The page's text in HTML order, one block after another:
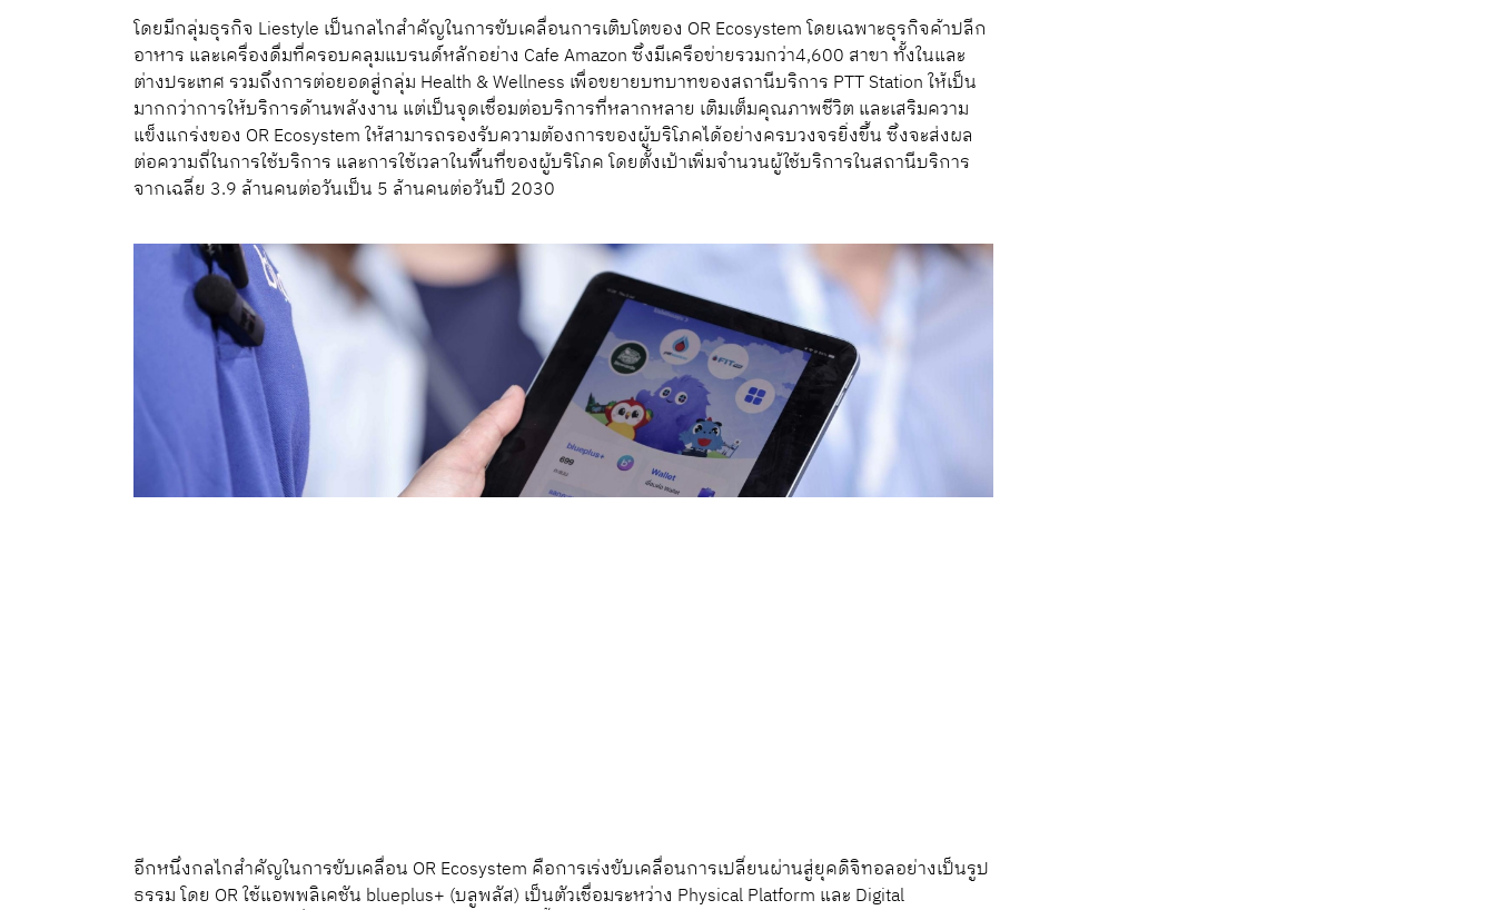
โดยมีกลุ่มธุรกิจ Liestyle เป็นกลไกสำคัญในการขับเคลื่อนการเติบโตของ OR Ecosystem โดยเฉพาะธุรกิจค้าปลีก
อาหาร และเครื่องดื่มที่ครอบคลุมแบรนด์หลักอย่าง Cafe Amazon ซึ่งมีเครือข่ายรวมกว่า4,600 สาขา ทั้งในและ
ต่างประเทศ รวมถึงการต่อยอดสู่กลุ่ม Health & Wellness เพื่อขยายบทบาทของสถานีบริการ PTT Station ให้เป็น
มากกว่าการให้บริการด้านพลังงาน แต่เป็นจุดเชื่อมต่อบริการที่หลากหลาย เติมเต็มคุณภาพชีวิต และเสริมความ
แข็งแกร่งของ OR Ecosystem ให้สามารถรองรับความต้องการของผู้บริโภคได้อย่างครบวงจรยิ่งขึ้น ซึ่งจะส่งผล
ต่อความถี่ในการใช้บริการ และการใช้เวลาในพื้นที่ของผู้บริโภค โดยตั้งเป้าเพิ่มจำนวนผู้ใช้บริการในสถานีบริการ
จากเฉลี่ย 3.9 ล้านคนต่อวันเป็น 5 ล้านคนต่อวันปี 2030
อีกหนึ่งกลไกสำคัญในการขับเคลื่อน OR Ecosystem คือการเร่งขับเคลื่อนการเปลี่ยนผ่านสู่ยุคดิจิทอลอย่างเป็นรูป
ธรรม โดย OR ใช้แอพพลิเคชัน blueplus+ (บลูพลัส) เป็นตัวเชื่อมระหว่าง Physical Platform และ Digital